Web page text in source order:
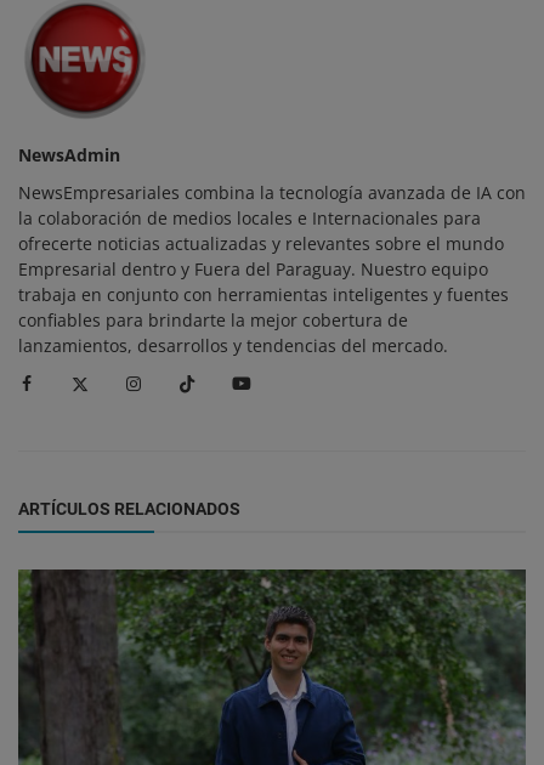
NewsAdmin
NewsEmpresariales combina la tecnología avanzada de IA con
la colaboración de medios locales e Internacionales para
ofrecerte noticias actualizadas y relevantes sobre el mundo
Empresarial dentro y Fuera del Paraguay. Nuestro equipo
trabaja en conjunto con herramientas inteligentes y fuentes
confiables para brindarte la mejor cobertura de
lanzamientos, desarrollos y tendencias del mercado.
ARTÍCULOS RELACIONADOS